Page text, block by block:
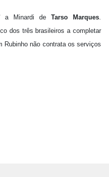
a Minardi de Tarso Marques.
dos três brasileiros a completar
Rubinho não contrata os serviços